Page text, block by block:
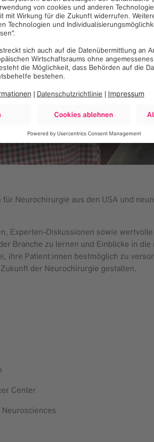
Neurochirurgie aus den USA und
Experten-Diskussionen sowie
Branche zu lernen und Einblicke in
ihre Patient:innen bestmöglich zu
der Neurochirurgie gestalten.
Center